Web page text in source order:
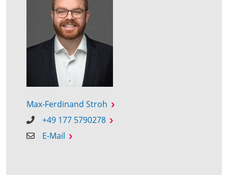
Max-Ferdinand Stroh
+49 177 5790278
E-Mail